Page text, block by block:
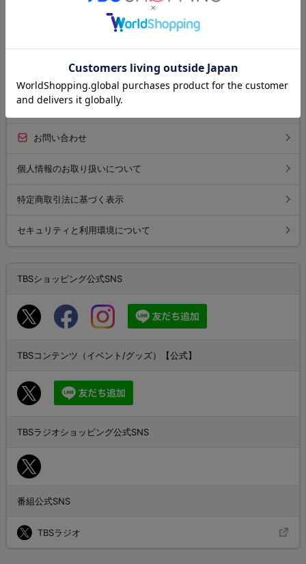
よくあるご質問
お問い合わせ
個人情報のお取り扱いについて
特定商取引法に基づく表示
セキュリティと利用環境について
TBSショッピング公式SNS
TBSコンテンツ（イベント/グッズ）【公式】
TBSラジオショッピング公式SNS
番組公式SNS
TBSラジオ